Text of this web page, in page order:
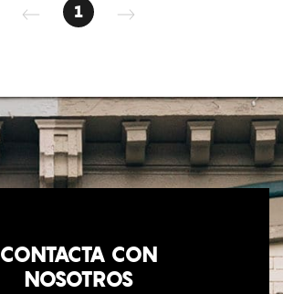
1
CONTACTA CON
NOSOTROS